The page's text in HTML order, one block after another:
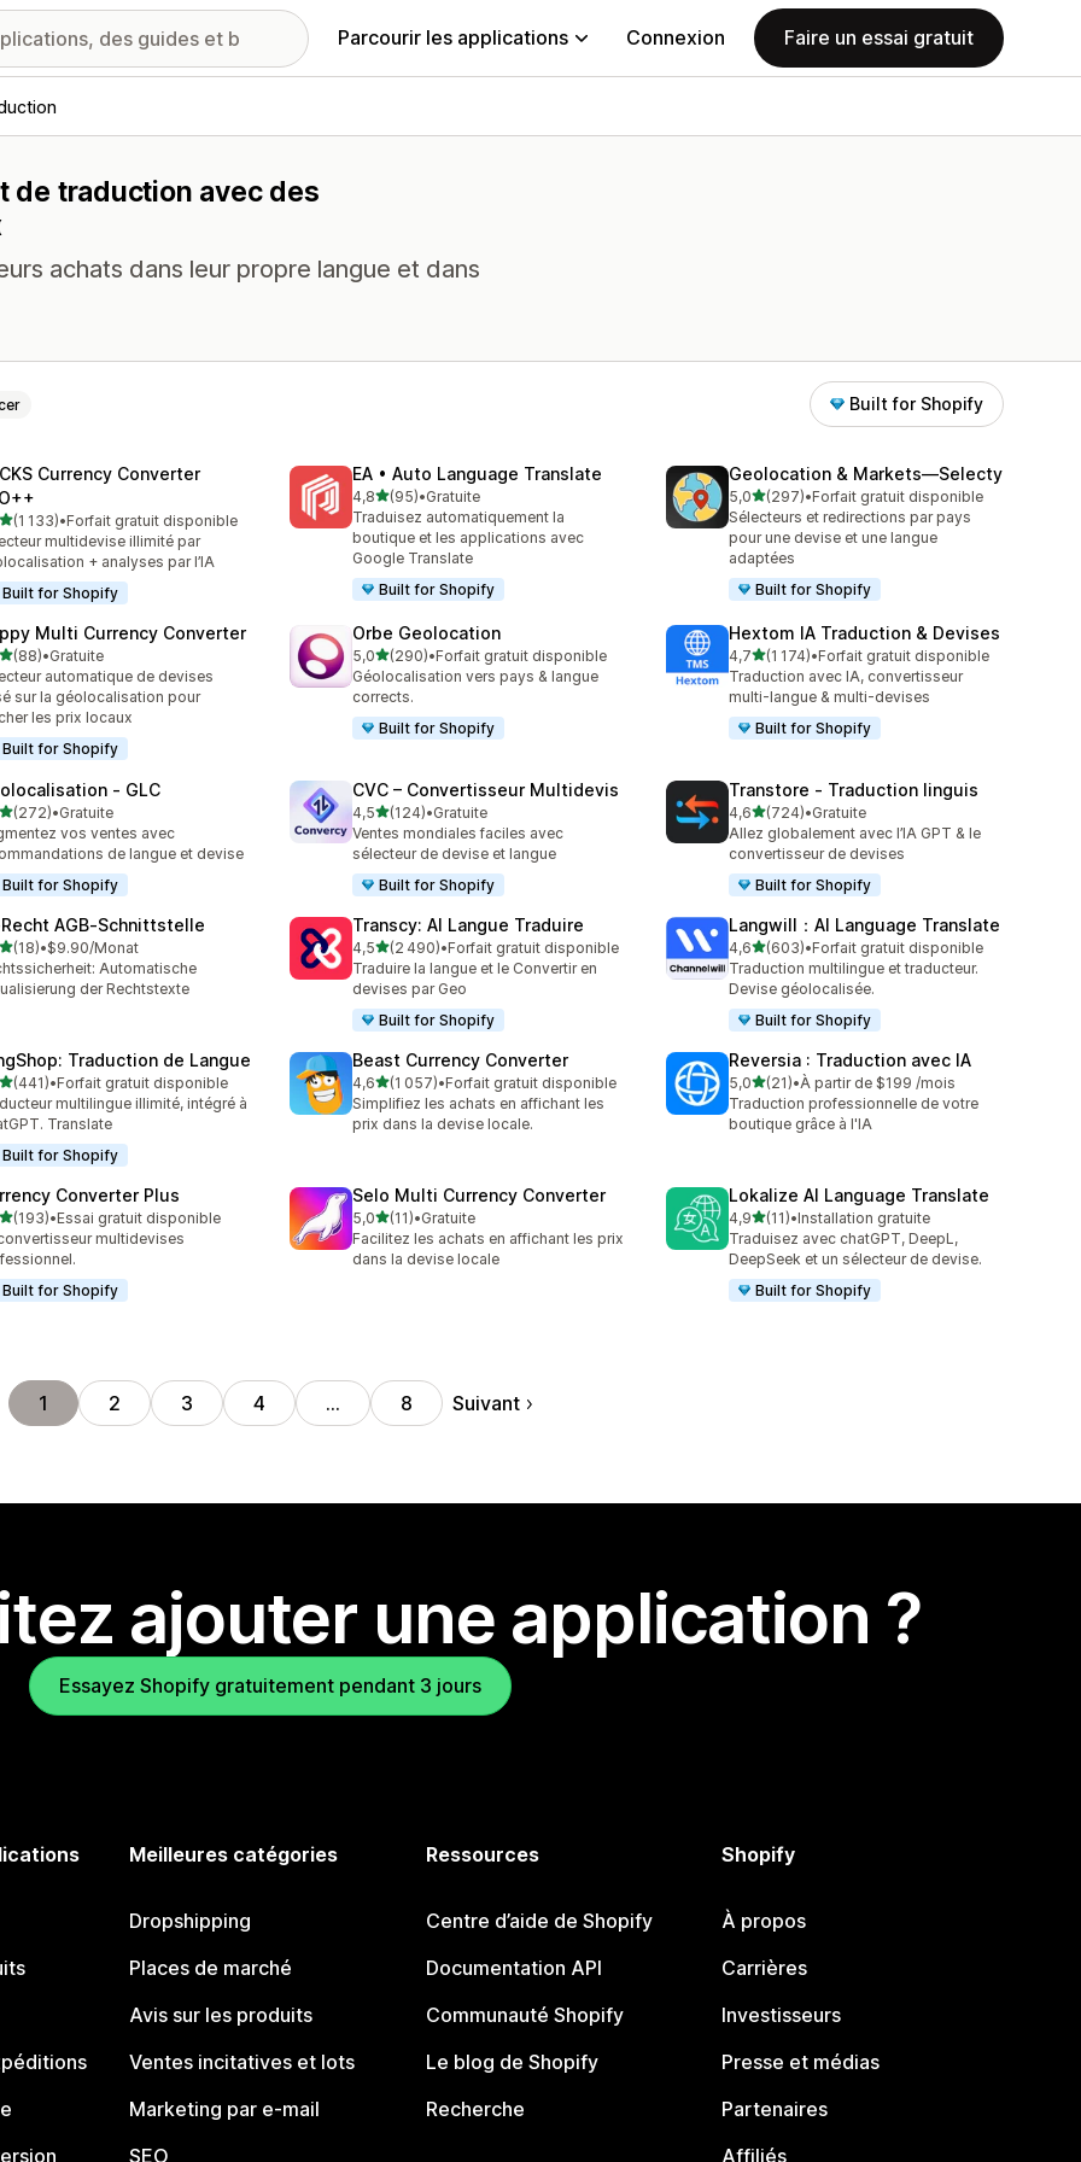
Parcourir les applications Connexion Faire un essai gratuit
de traduction avec des
achats dans leur propre langue et dans
Built for Shopify
Currency Converter
étoile(s) sur 5
(1 133)
avis au total
•Forfait gratuit disponible
multidevise illimité par
+ analyses par l’IA
Built for Shopify
EA • Auto Language Translate
4,8étoile(s) sur 5
(95)
95 avis au total
•Gratuite
Traduisez automatiquement la
boutique et les applications avec
Google Translate
Built for Shopify
Geolocation & Markets—Selecty
5,0étoile(s) sur 5
(297)
297 avis au total
•Forfait gratuit disponible
Sélecteurs et redirections par pays
pour une devise et une langue
adaptées
Built for Shopify
Multi Currency Converter
étoile(s) sur 5
(88)au total
•Gratuite
automatique de devises
sur la géolocalisation pour
les prix locaux
Built for Shopify
Orbe Geolocation
5,0étoile(s) sur 5
(290)
290 avis au total
•Forfait gratuit disponible
Géolocalisation vers pays & langue
corrects.
Built for Shopify
Hextom IA Traduction & Devises
4,7étoile(s) sur 5
(1 174)
1174 avis au total
•Forfait gratuit disponible
Traduction avec IA, convertisseur
multi-langue & multi-devises
Built for Shopify
‑ GLC
étoile(s) sur 5
(272)
avis au total
•Gratuite
vos ventes avec
de langue et devise
Built for Shopify
CVC – Convertisseur Multidevis
4,5étoile(s) sur 5
(124)
124 avis au total
•Gratuite
Ventes mondiales faciles avec
sélecteur de devise et langue
Built for Shopify
Transtore ‑ Traduction linguis
4,6étoile(s) sur 5
(724)
724 avis au total
•Gratuite
Allez globalement avec l’IA GPT & le
convertisseur de devises
Built for Shopify
AGB‑Schnittstelle
étoile(s) sur 5
(18)au total
•$9.90/Monat
Automatische
der Rechtstexte
Transcy: AI Langue Traduire
4,5étoile(s) sur 5
(2 490)
2490 avis au total
•Forfait gratuit disponible
Traduire la langue et le Convertir en
devises par Geo
Built for Shopify
Langwill：AI Language Translate
4,6étoile(s) sur 5
(603)
603 avis au total
•Forfait gratuit disponible
Traduction multilingue et traducteur.
Devise géolocalisée.
Built for Shopify
Traduction de Langue
étoile(s) sur 5
(441)
avis au total
•Forfait gratuit disponible
multilingue illimité, intégré à
Translate
Built for Shopify
Beast Currency Converter
4,6étoile(s) sur 5
(1 057)
1057 avis au total
•Forfait gratuit disponible
Simplifiez les achats en affichant les
prix dans la devise locale.
Reversia : Traduction avec IA
5,0étoile(s) sur 5
(21)
21 avis au total
•À partir de $199 /mois
Traduction professionnelle de votre
boutique grâce à l'IA
Converter Plus
étoile(s) sur 5
(193)
avis au total
•Essai gratuit disponible
multidevises
Built for Shopify
Selo Multi Currency Converter
5,0étoile(s) sur 5
(11)
11 avis au total
•Gratuite
Facilitez les achats en affichant les prix
dans la devise locale
Lokalize AI Language Translate
4,9étoile(s) sur 5
(11)
11 avis au total
•Installation gratuite
Traduisez avec chatGPT, DeepL,
DeepSeek et un sélecteur de devise.
Built for Shopify
1 2 3 4 … 8 Suivant
ajouter une application ?
Essayez Shopify gratuitement pendant 3 jours
Meilleures catégories
Dropshipping
Places de marché
Avis sur les produits
Ventes incitatives et lots
Marketing par e-mail
SEO
Ressources
Centre d’aide de Shopify
Documentation API
Communauté Shopify
Le blog de Shopify
Recherche
Shopify
À propos
Carrières
Investisseurs
Presse et médias
Partenaires
Affiliés